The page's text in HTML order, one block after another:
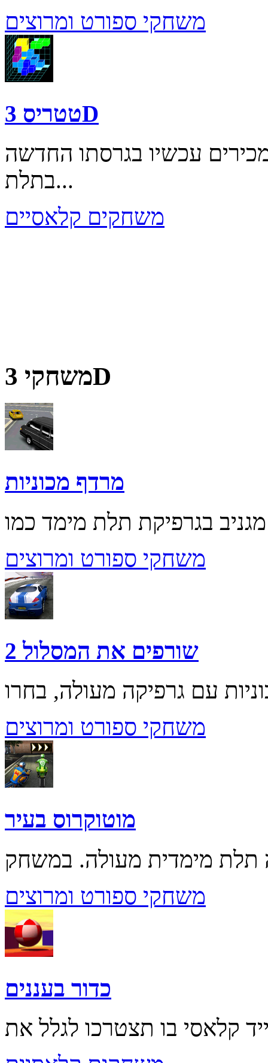
משחקי ספורט ומרוצים
טטריס 3D
עכשיו בגרסתו החדשה
בתלת...
משחקים קלאסיים
משחקי 3D
מרדף מכוניות
משחקי ספורט ומרוצים
שורפים את המסלול 2
משחקי ספורט ומרוצים
מוטוקרוס בעיר
משחקי ספורט ומרוצים
כדור בעננים